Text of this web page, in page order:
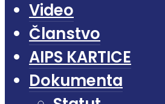
Video
Članstvo
AIPS KARTICE
Dokumenta